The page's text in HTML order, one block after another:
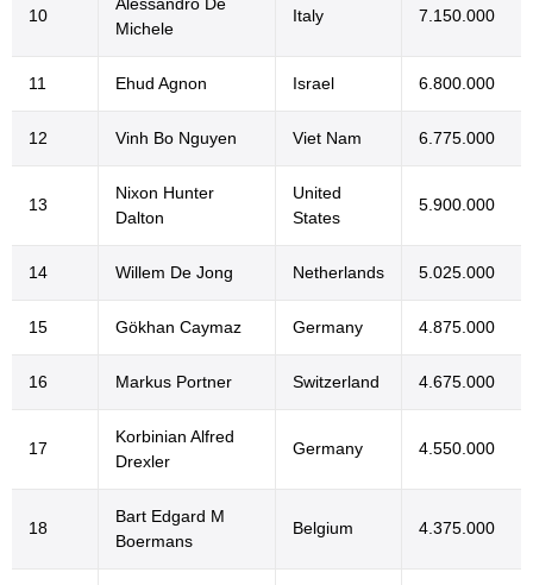
10
Michele
Italy 7.150.000
11 Ehud Agnon Israel 6.800.000
12 Vinh Bo Nguyen Viet Nam 6.775.000
13
Nixon Hunter
Dalton
United
States
5.900.000
14 Willem De Jong Netherlands 5.025.000
15 Gökhan Caymaz Germany 4.875.000
16 Markus Portner Switzerland 4.675.000
17
Korbinian Alfred
Drexler
Germany 4.550.000
18
Bart Edgard M
Boermans
Belgium 4.375.000